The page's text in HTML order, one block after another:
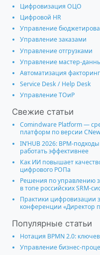
Цифровизация ОЦО
Цифровой HR
Управление
Управление заказами
Управление отгрузками
Управление мастер-
Автоматизация
Service Desk / Help Desk
Управление ТОиР
Свежие статьи
Comindware Platform —
платформ по версии
IN’HUB 2026: BPM-
работать эффективнее
Как ИИ повышает
цифрового РОПа
Решения по управлению
в топе российских SRM-
Практики цифровизации
конференции «Директор
Популярные статьи
Нотация BPMN 2.0:
Управление бизнес-